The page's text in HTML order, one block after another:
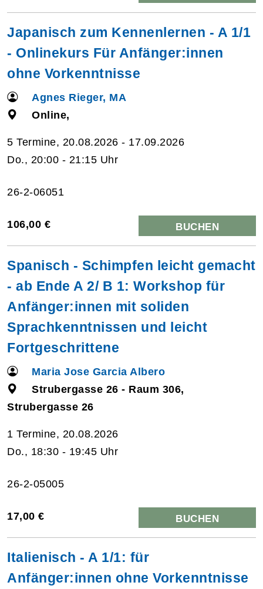
Japanisch zum Kennenlernen - A 1/1
- Onlinekurs Für Anfänger:innen
ohne Vorkenntnisse
Agnes Rieger, MA
Online,
5 Termine, 20.08.2026 - 17.09.2026
Do., 20:00 - 21:15 Uhr
26-2-06051
106,00 € BUCHEN
Spanisch - Schimpfen leicht gemacht
- ab Ende A 2/ B 1: Workshop für
Anfänger:innen mit soliden
Sprachkenntnissen und leicht
Fortgeschrittene
Maria Jose Garcia Albero
Strubergasse 26 - Raum 306,
Strubergasse 26
1 Termine, 20.08.2026
Do., 18:30 - 19:45 Uhr
26-2-05005
17,00 € BUCHEN
Italienisch - A 1/1: für
Anfänger:innen ohne Vorkenntnisse